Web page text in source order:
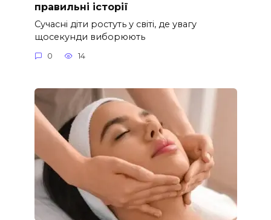
правильні історії
Сучасні діти ростуть у світі, де увагу
щосекунди виборюють
0 14